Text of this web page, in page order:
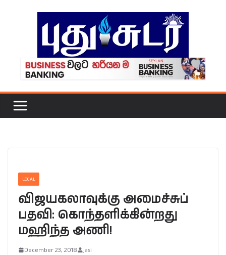
LOCAL
விஜயகலாவுக்கு அமைச்சுப்
பதவி: கொந்தளிக்கின்றது
மஹிந்த அணி!
December 23, 2018 jasi